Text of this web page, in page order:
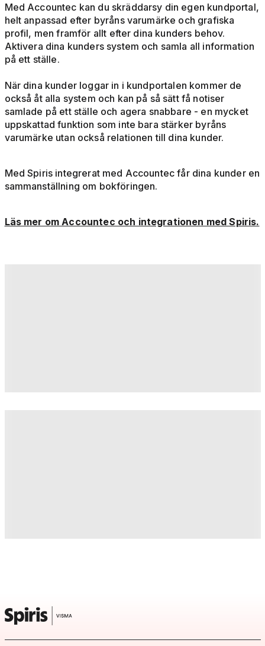
Med Accountec kan du skräddarsy din egen kundportal,
helt anpassad efter byråns varumärke och grafiska
profil, men framför allt efter dina kunders behov.
Aktivera dina kunders system och samla all information
på ett ställe.
När dina kunder loggar in i kundportalen kommer de
också åt alla system och kan på så sätt få notiser
samlade på ett ställe och agera snabbare - en mycket
uppskattad funktion som inte bara stärker byråns
varumärke utan också relationen till dina kunder.
Med Spiris integrerat med Accountec får dina kunder en
sammanställning om bokföringen.
Läs mer om Accountec och integrationen med Spiris.